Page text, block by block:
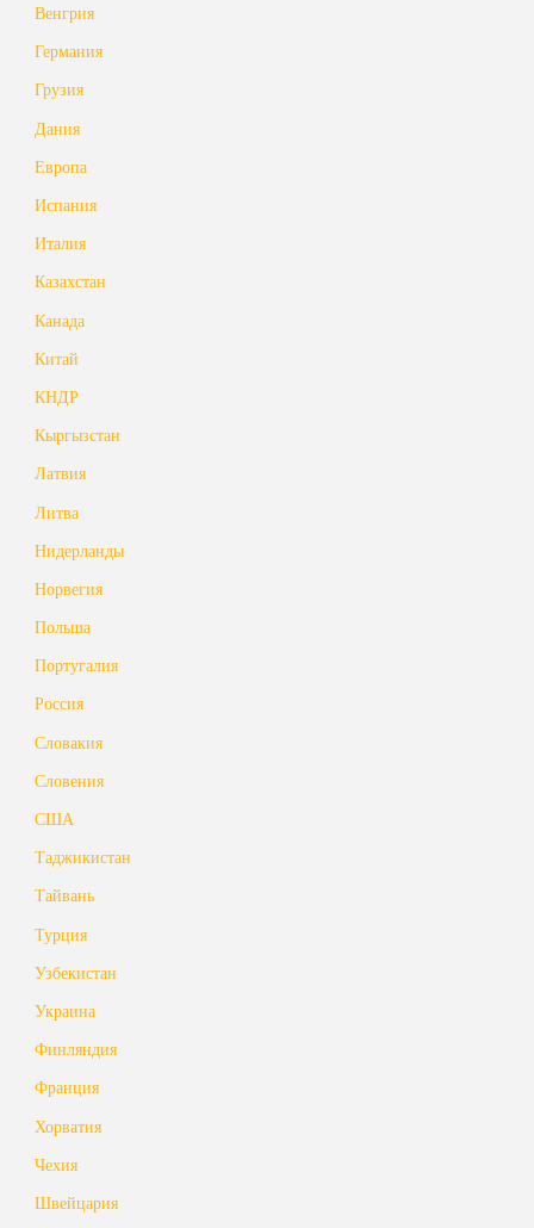
Венгрия
Германия
Грузия
Дания
Европа
Испания
Италия
Казахстан
Канада
Китай
КНДР
Кыргызстан
Латвия
Литва
Нидерланды
Норвегия
Польша
Португалия
Россия
Словакия
Словения
США
Таджикистан
Тайвань
Турция
Узбекистан
Украина
Финляндия
Франция
Хорватия
Чехия
Швейцария